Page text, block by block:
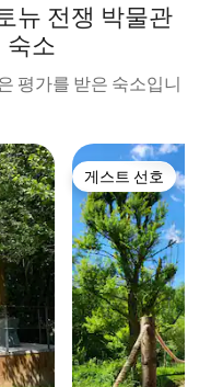
뉴 전쟁 박물관
숙소
평가를 받은 숙소입니
게스트 선호
게스트 선호